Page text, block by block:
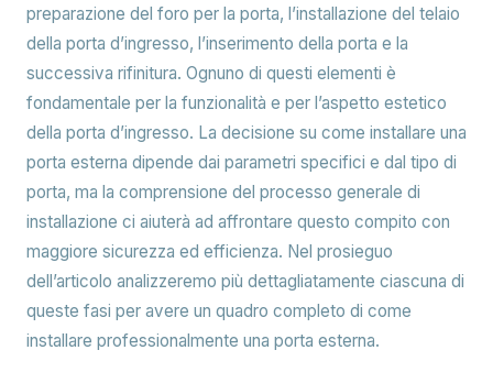
preparazione del foro per la porta, l’installazione del telaio
della porta d’ingresso, l’inserimento della porta e la
successiva rifinitura. Ognuno di questi elementi è
fondamentale per la funzionalità e per l’aspetto estetico
della porta d’ingresso. La decisione su come installare una
porta esterna dipende dai parametri specifici e dal tipo di
porta, ma la comprensione del processo generale di
installazione ci aiuterà ad affrontare questo compito con
maggiore sicurezza ed efficienza. Nel prosieguo
dell’articolo analizzeremo più dettagliatamente ciascuna di
queste fasi per avere un quadro completo di come
installare professionalmente una porta esterna.